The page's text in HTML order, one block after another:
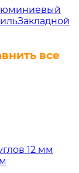
Закладной
все
12 мм